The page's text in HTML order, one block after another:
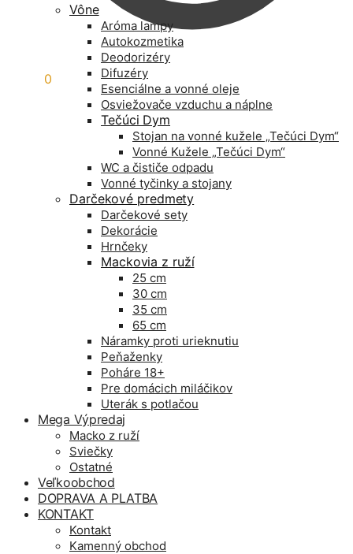
0
Vône
Aróma lampy
Autokozmetika
Deodorizéry
Difuzéry
Esenciálne a vonné oleje
Osviežovače vzduchu a náplne
Tečúci Dym
Stojan na vonné kužele „Tečúci Dym“
Vonné Kužele „Tečúci Dym“
WC a čističe odpadu
Vonné tyčinky a stojany
Darčekové predmety
Darčekové sety
Dekorácie
Hrnčeky
Mackovia z ruží
25 cm
30 cm
35 cm
65 cm
Náramky proti urieknutiu
Peňaženky
Poháre 18+
Pre domácich miláčikov
Uterák s potlačou
Mega Výpredaj
Macko z ruží
Sviečky
Ostatné
Veľkoobchod
DOPRAVA A PLATBA
KONTAKT
Kontakt
Kamenný obchod